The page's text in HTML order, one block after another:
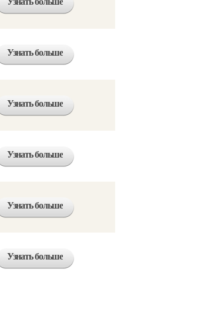
Узнать больше
Узнать больше
Узнать больше
Узнать больше
Узнать больше